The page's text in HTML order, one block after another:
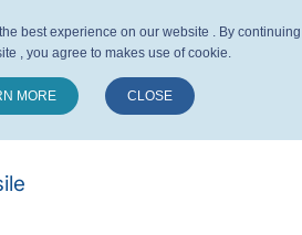
best experience on our website . By continuing
, you agree to makes use of cookie.
MORE CLOSE